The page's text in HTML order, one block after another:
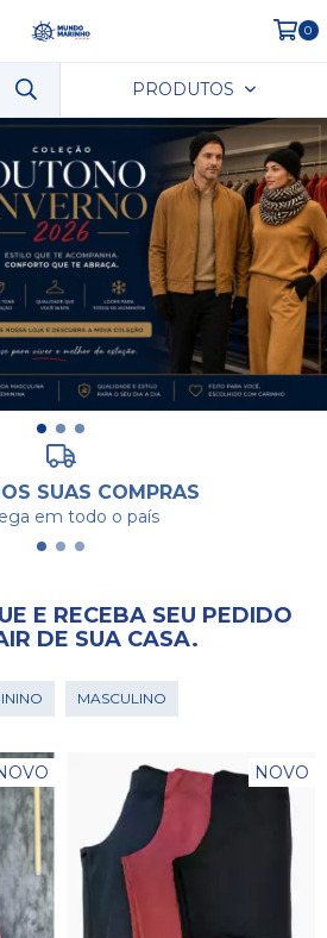
0
PRODUTOS
SUAS COMPRAS
em todo o país
E RECEBA SEU PEDIDO
DE SUA CASA.
MASCULINO
NOVO